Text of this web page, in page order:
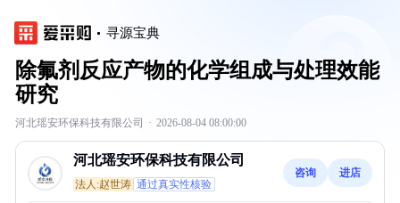
寻源宝典
除氟剂反应产物的化学组成与处理效能
研究
河北瑶安环保科技有限公司 · 2026-08-04 08:00:00
河北瑶安环保科技有限公司
法人:赵世涛 通过真实性核验
咨询 进店